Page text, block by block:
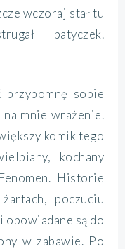
wczoraj stał tu
patyczek.
przypomnę sobie
mnie wrażenie.
komik tego
kochany
Historie
poczuciu
są do
w zabawie. Po